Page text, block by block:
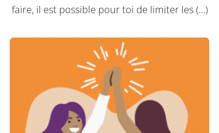
faire, il est possible pour toi de limiter les (…)